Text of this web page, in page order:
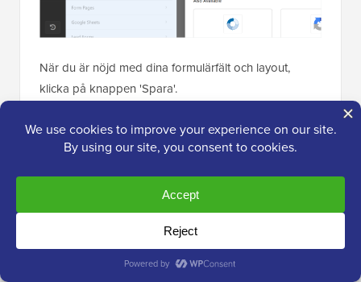
När du är nöjd med dina formulärfält och layout,
klicka på knappen 'Spara'.
Steg 4: Konfigurera aviseringar och
bekräftelser för kontaktformuläret
Nu när du har skapat ditt kontaktformulär är det
bekräftelsealternativ på rätt sätt.
Här är en snabb genomgång av varje inställning: